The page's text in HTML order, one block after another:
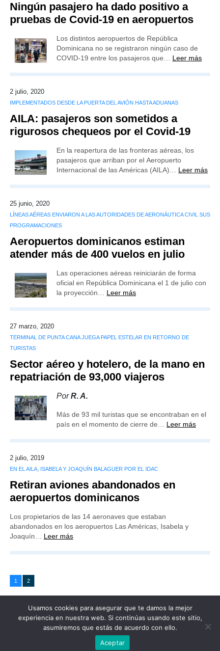
Ningún pasajero ha dado positivo a
pruebas de Covid-19 en aeropuertos
Los distintos aeropuertos de República
Dominicana no se registraron ningún caso de
COVID-19 entre los pasajeros que… Leer más
2 julio, 2020
IMPLEMENTADOS DESDE LA PUERTA DEL AVIÓN HASTA ADUANAS
AILA: pasajeros son sometidos a
rigurosos chequeos por el Covid-19
En la reapertura de las fronteras aéreas, los
pasajeros que arriban por el Aeropuerto
Internacional de las Américas (AILA)… Leer más
25 junio, 2020
LÍNEAS AÉREAS ENVIARON A LAS AUTORIDADES DE AERONÁUTICA CIVIL SUS
PROGRAMACIONES
Aeropuertos dominicanos estiman
atender más de 400 vuelos en julio
Las operaciones aéreas reiniciarán de forma
oficial en República Dominicana el 1 de julio con
la proyección… Leer más
27 marzo, 2020
TERMINAL DE PUNTA CANA JUEGA PAPEL ESTELAR EN RETORNO DE
TURISTAS
Sector aéreo y hotelero, de la mano en
repatriación de 93,000 viajeros
PorR. A.
Más de 93 mil turistas que se encontraban en el
país en el momento de cierre de… Leer más
2 julio, 2019
EN EL AILA, ISABELA Y JOAQUÍN BALAGUER POR EL IDAC
Retiran aviones abandonados en
aeropuertos dominicanos
Los propietarios de las 14 aeronaves que estaban
abandonados en los aeropuertos Las Américas, Isabela y
Joaquín… Leer más
1 2
Usamos cookies para asegurar que te damos la mejor
experiencia en nuestra web. Si continúas usando este sitio,
asumiremos que estás de acuerdo con ello.
Aceptar
Publicidad Redacción Contacto
Todos los derechos reservados